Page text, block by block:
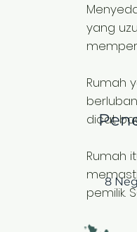
yang
Rumah
dicat
Rumah
pemilik.
8